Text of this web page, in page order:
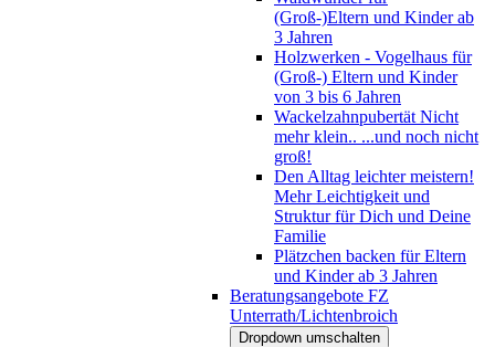
(Groß-)Eltern und Kinder ab
3 Jahren
Holzwerken - Vogelhaus für
(Groß-) Eltern und Kinder
von 3 bis 6 Jahren
Wackelzahnpubertät Nicht
mehr klein.. ...und noch nicht
groß!
Den Alltag leichter meistern!
Mehr Leichtigkeit und
Struktur für Dich und Deine
Familie
Plätzchen backen für Eltern
und Kinder ab 3 Jahren
Beratungsangebote FZ
Unterrath/Lichtenbroich
Dropdown umschalten